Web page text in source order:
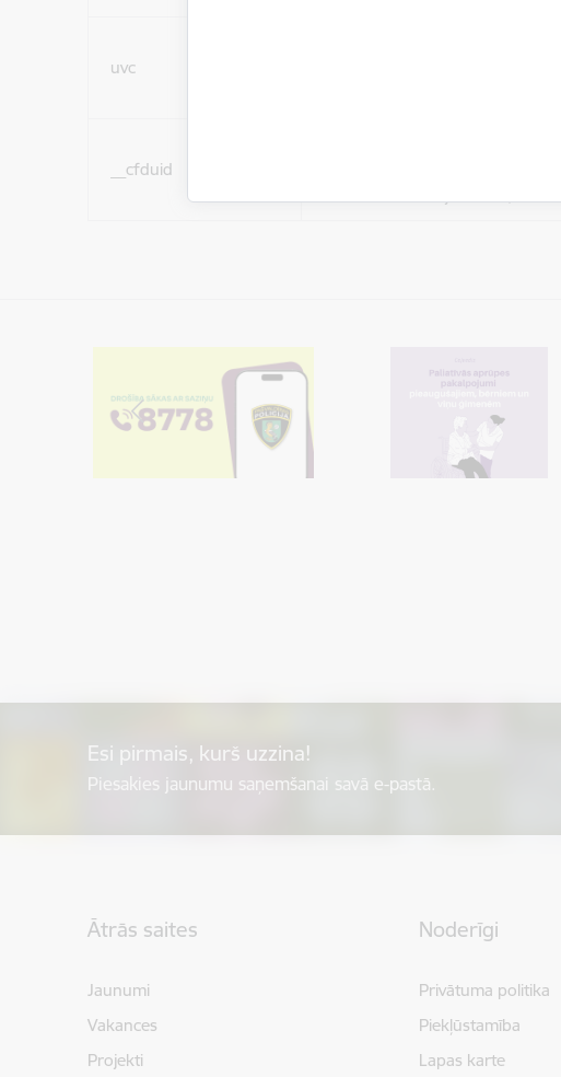
uvc
__cfduid
Esi pirmais, kurš uzzina!
Piesakies jaunumu saņemšanai savā e-pastā.
Ātrās saites
Jaunumi
Vakances
Projekti
Noderīgi
Privātuma politika
Piekļūstamība
Lapas karte